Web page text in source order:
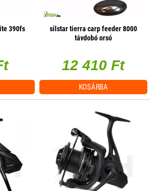
390fs
silstar tierra carp feeder 8000
távdobó orsó
12 410 Ft
KOSÁRBA